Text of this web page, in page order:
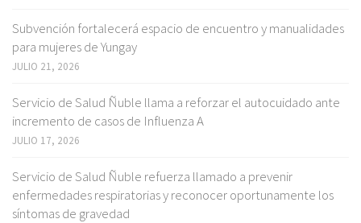
Subvención fortalecerá espacio de encuentro y manualidades
para mujeres de Yungay
JULIO 21, 2026
Servicio de Salud Ñuble llama a reforzar el autocuidado ante
incremento de casos de Influenza A
JULIO 17, 2026
Servicio de Salud Ñuble refuerza llamado a prevenir
enfermedades respiratorias y reconocer oportunamente los
síntomas de gravedad